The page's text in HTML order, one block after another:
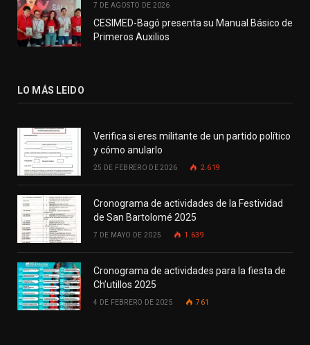
7 DE AGOSTO DE 2026
CESIMED-Bagó presenta su Manual Básico de
Primeros Auxilios
LO MÁS LEIDO
Verifica si eres militante de un partido político
y cómo anularlo
25 DE FEBRERO DE 2026 2.619
Cronograma de actividades de la Festividad
de San Bartolomé 2025
7 DE MAYO DE 2025 1.639
Cronograma de actividades para la fiesta de
Ch’utillos 2025
4 DE FEBRERO DE 2025 761